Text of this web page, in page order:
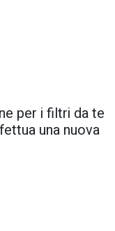
per i filtri da te
una nuova